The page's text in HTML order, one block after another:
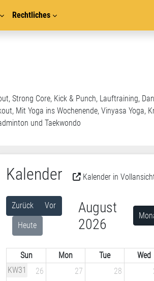
Rechtliches
Strong Core, Kick & Punch, Lauftraining,
Mit Yoga ins Wochenende, Vinyasa Yoga,
und Taekwondo
Kalender Kalender in
Zurück Vor
Heute
August
2026
Sun Mon Tue Wed
KW31
26 27 28